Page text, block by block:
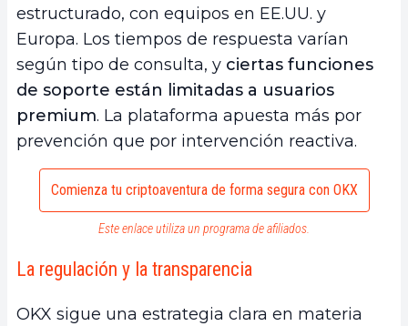
estructurado, con equipos en EE.UU. y
Europa. Los tiempos de respuesta varían
según tipo de consulta, y ciertas funciones
de soporte están limitadas a usuarios
premium. La plataforma apuesta más por
prevención que por intervención reactiva.
Comienza tu criptoaventura de forma segura con OKX
Este enlace utiliza un programa de afiliados.
La regulación y la transparencia
OKX sigue una estrategia clara en materia